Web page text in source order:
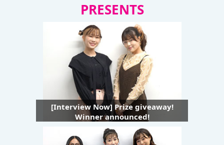
PRESENTS
[Interview Now] Prize giveaway!
Winner announced!